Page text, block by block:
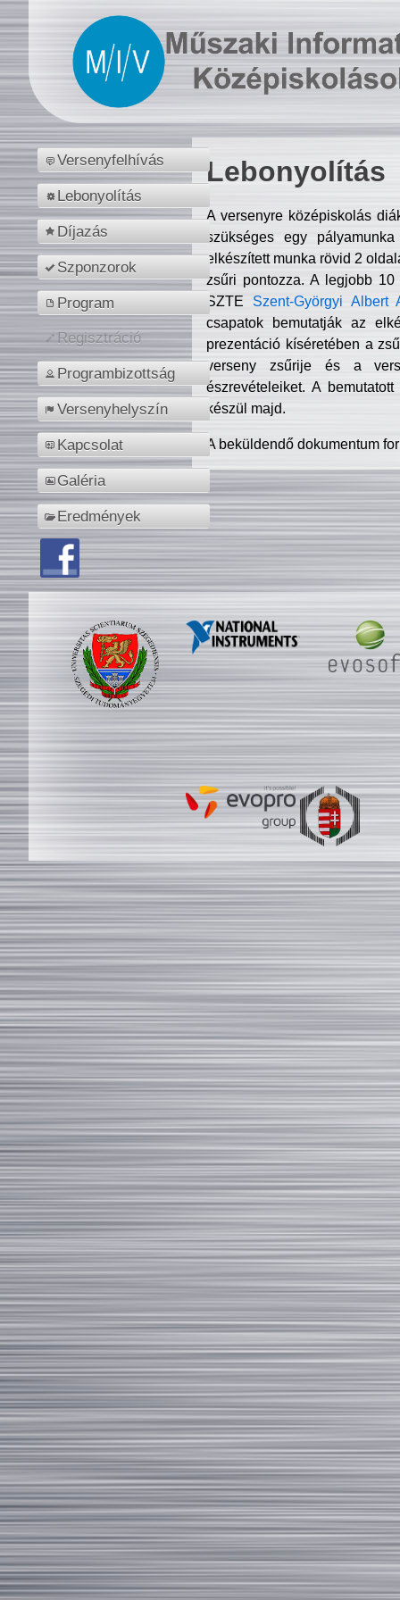
Versenyfelhívás
Lebonyolítás
Díjazás
Szponzorok
Program
Regisztráció
Programbizottság
Versenyhelyszín
Kapcsolat
Galéria
Eredmények
Lebonyolítás
A versenyre középiskolás
szükséges egy
elkészített munka rövid 2
zsűri pontozza. A legjobb
SZTE Szent-Györgyi Albert
csapatok bemutatják az
prezentáció kíséretében a
verseny zsűrije és a
észrevételeiket. A
készül majd.
A beküldendő dokumentum